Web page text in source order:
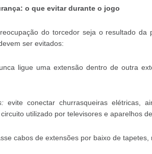
o que evitar durante o jogo
do torcedor seja o resultado da
ser evitados:
ligue uma extensão dentro de outra
evite conectar churrasqueiras elétricas,
utilizado por televisores e aparelhos de
cabos de extensões por baixo de tapetes,